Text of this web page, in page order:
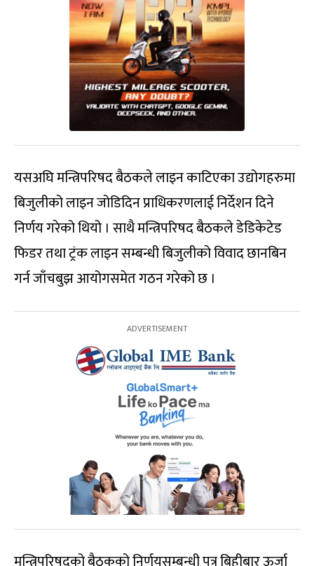
यसअघि मन्त्रिपरिषद बैठकले लाइन काटिएका उद्योगहरुमा
बिजुलीको लाइन जोडिदिन प्राधिकरणलाई निर्देशन दिने
निर्णय गरेको थियो । साथै मन्त्रिपरिषद बैठकले डेडिकेटेड
फिडर तथा ट्रंक लाइन सम्बन्धी बिजुलीको विवाद छानबिन
गर्न जाँचबुझ आयोगसमेत गठन गरेको छ ।